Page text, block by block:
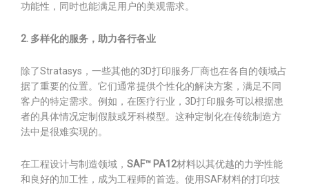
功能性，同时也能满足用户的美观需求。
2. 多样化的服务，助力各行各业
除了Stratasys，一些其他的3D打印服务厂商也在各自的领域占
据了重要的位置。它们通常提供个性化的解决方案，满足不同
客户的特定需求。例如，在医疗行业，3D打印服务可以根据患
者的具体情况定制假肢或牙科模型。这种定制化在传统制造方
法中是很难实现的。
在工程设计与制造领域， SAF™ PA12材料以其优越的力学性能
和良好的加工性，成为工程师的首选。使用SAF材料的打印技